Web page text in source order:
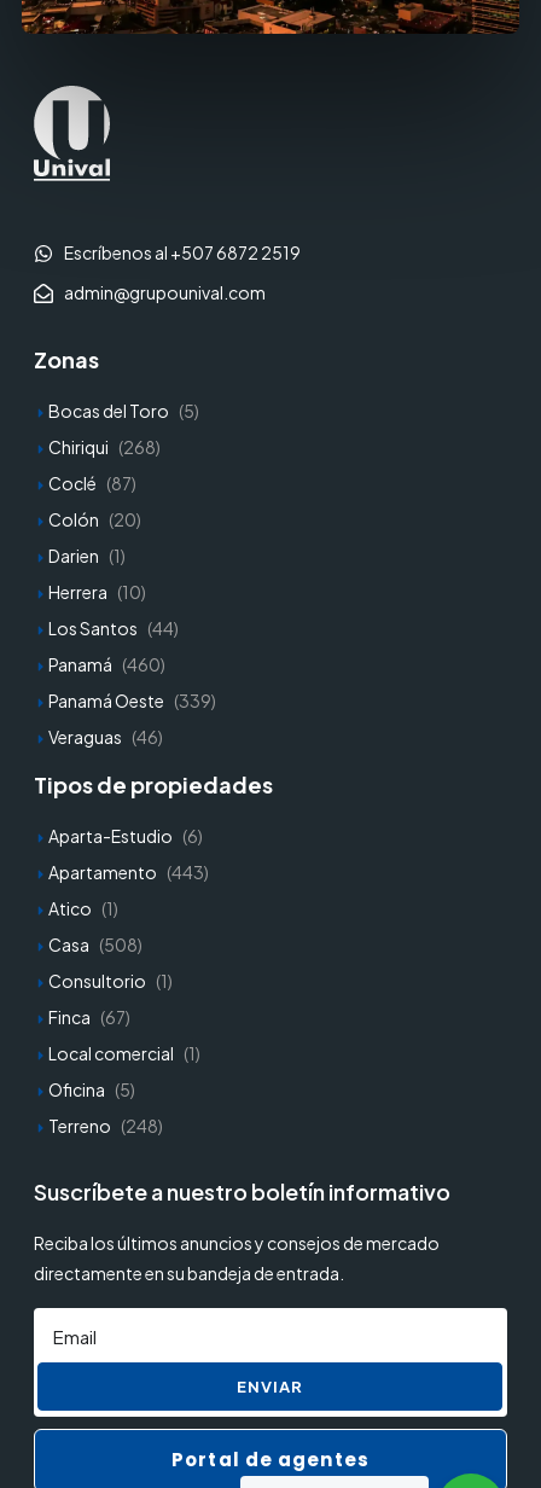
Escríbenos al +507 6872 2519
admin@grupounival.com
Zonas
Bocas del Toro (5)
Chiriqui (268)
Coclé (87)
Colón (20)
Darien (1)
Herrera (10)
Los Santos (44)
Panamá (460)
Panamá Oeste (339)
Veraguas (46)
Tipos de propiedades
Aparta-Estudio (6)
Apartamento (443)
Atico (1)
Casa (508)
Consultorio (1)
Finca (67)
Local comercial (1)
Oficina (5)
Terreno (248)
Suscríbete a nuestro boletín informativo
Reciba los últimos anuncios y consejos de mercado
directamente en su bandeja de entrada.
ENVIAR
Portal de agentes